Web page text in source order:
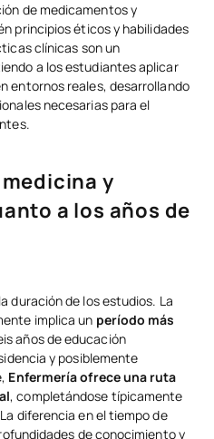
de medicamentos y
principios éticos y habilidades
clínicas son un
a los estudiantes aplicar
entornos reales, desarrollando
necesarias para el
y
a los años de
duración de los estudios. La
implica un período más
años de educación
y posiblemente
Enfermería ofrece una ruta
, completándose típicamente
diferencia en el tiempo de
de conocimiento y